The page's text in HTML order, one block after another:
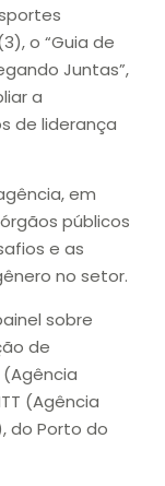
o “Guia de
Juntas”,
a
de liderança
em
públicos
e as
no setor.
sobre
de
(Agência
(Agência
do Porto do